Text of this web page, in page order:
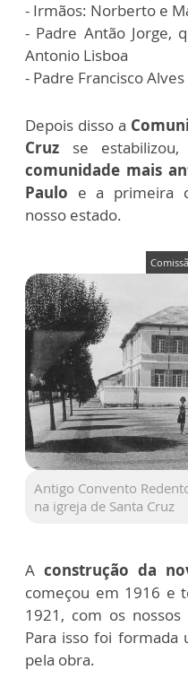
- Irmãos: Norberto e
- Padre Antão Jorge,
Antonio Lisboa
- Padre Francisco Alves
Depois disso a
Cruz se
comunidade mais
Paulo e a primeira
nosso estado.
Antigo Convento
na igreja de Santa Cruz
A construção da
começou em 1916 e
1921, com os
Para isso foi formada
pela obra.